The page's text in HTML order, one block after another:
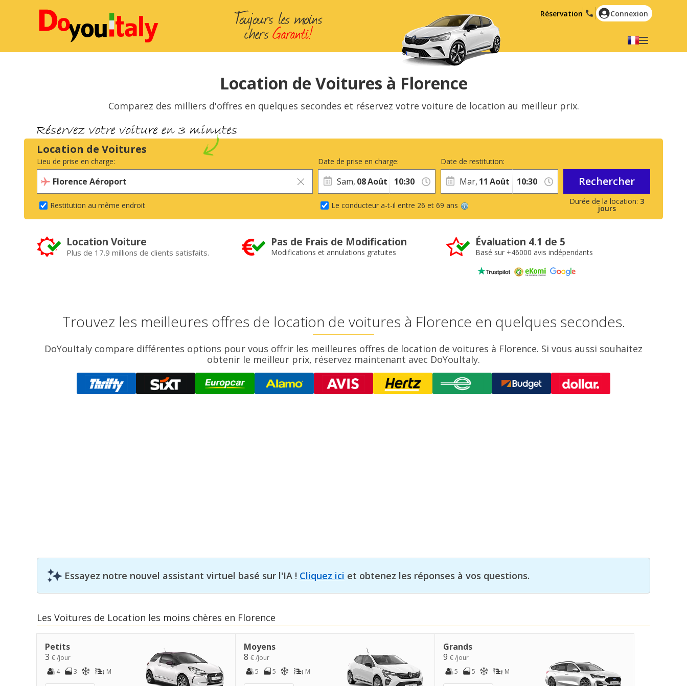
Réservation Connexion
Italiano
Nederlands
Română
Русский
Hrvatski
Location de Voitures à Florence
Comparez des milliers d'offres en quelques secondes et réservez votre voiture de location au meilleur prix.
Location de Voitures
Lieu de prise en charge:
Restitution au même endroit
Date de prise en charge:
Sam, 08Août
3
jours
Date de restitution:
Mar, 11 Août
Le conducteur a-t-il entre 26 et 69 ans
Rechercher
Location Voiture
Plus de 17.9 millions de clients satisfaits.
Pas de Frais de Modification
Modifications et annulations gratuites
Évaluation 4.1 de 5
Basé sur +46000 avis indépendants
Trouvez les meilleures offres de location de voitures à Florence en quelques secondes.
DoYouItaly compare différentes options pour vous offrir les meilleures offres de location de voitures à Florence. Si vous aussi souhaitez
obtenir le meilleur prix, réservez maintenant avec DoYouItaly.
Essayez notre nouvel assistant virtuel basé sur l'IA ! Cliquez ici et obtenez les réponses à vos questions.
Les Voitures de Location les moins chères en Florence
Petits
3 € /jour
4
3 M
Moyens
8€ /jour
5
5 M
Grands
9 € /jour
5
5 M